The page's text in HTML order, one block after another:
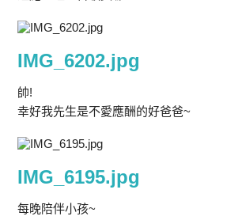
IMG_6202.jpg
帥!
幸好我先生是不愛應酬的好爸爸~
IMG_6195.jpg
每晚陪伴小孩~